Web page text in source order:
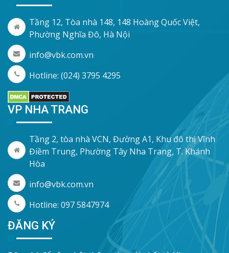
Tầng 12, Tòa nhà 148, 148 Hoàng Quốc Việt,
Phường Nghĩa Đô, Hà Nội
info@vbk.com.vn
Hotline: (024) 3795 4295
VP NHA TRANG
Tầng 2, tòa nhà VCN, Đường A1, Khu đô thị Vĩnh
Điềm Trung, Phường Tây Nha Trang, T. Khánh
Hòa
info@vbk.com.vn
Hotline: 097 5847974
ĐĂNG KÝ